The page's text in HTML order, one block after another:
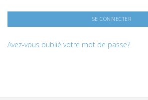
Avez-vous oublié votre mot de passe?